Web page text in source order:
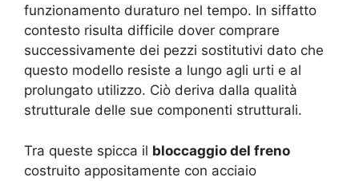
funzionamento duraturo nel tempo. In siffatto
contesto risulta difficile dover comprare
successivamente dei pezzi sostitutivi dato che
questo modello resiste a lungo agli urti e al
prolungato utilizzo. Ciò deriva dalla qualità
strutturale delle sue componenti strutturali.
Tra queste spicca il bloccaggio del freno
costruito appositamente con acciaio